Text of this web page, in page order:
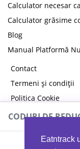
Eatntrack
Calculator necesar
Calculator grăsime
Blog
Manual Platformă
Contact
Termeni și condiții
Politica Cookie
Politica de
CODURI DE